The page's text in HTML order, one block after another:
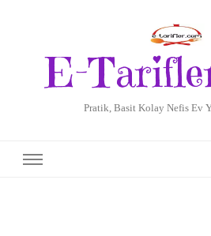
E-
Pratik, Basit Kolay Nefis Ev